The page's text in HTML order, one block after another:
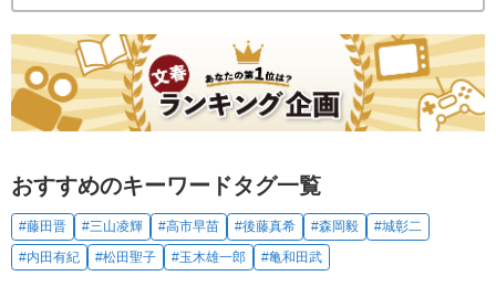
おすすめのキーワードタグ一覧
#藤田晋 #三山凌輝 #高市早苗 #後藤真希 #森岡毅
#城彰二
#内田有紀
#松田聖子 #玉木雄一郎 #亀和田武